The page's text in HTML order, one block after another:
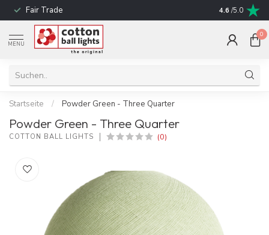
Fair Trade schnelle
4.6 /5.0
MENU
0
Startseite / Powder Green - Three Quarter
Powder Green - Three Quarter
COTTON BALL LIGHTS (0)